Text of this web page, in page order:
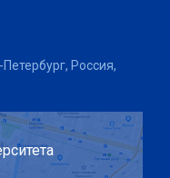
Россия,